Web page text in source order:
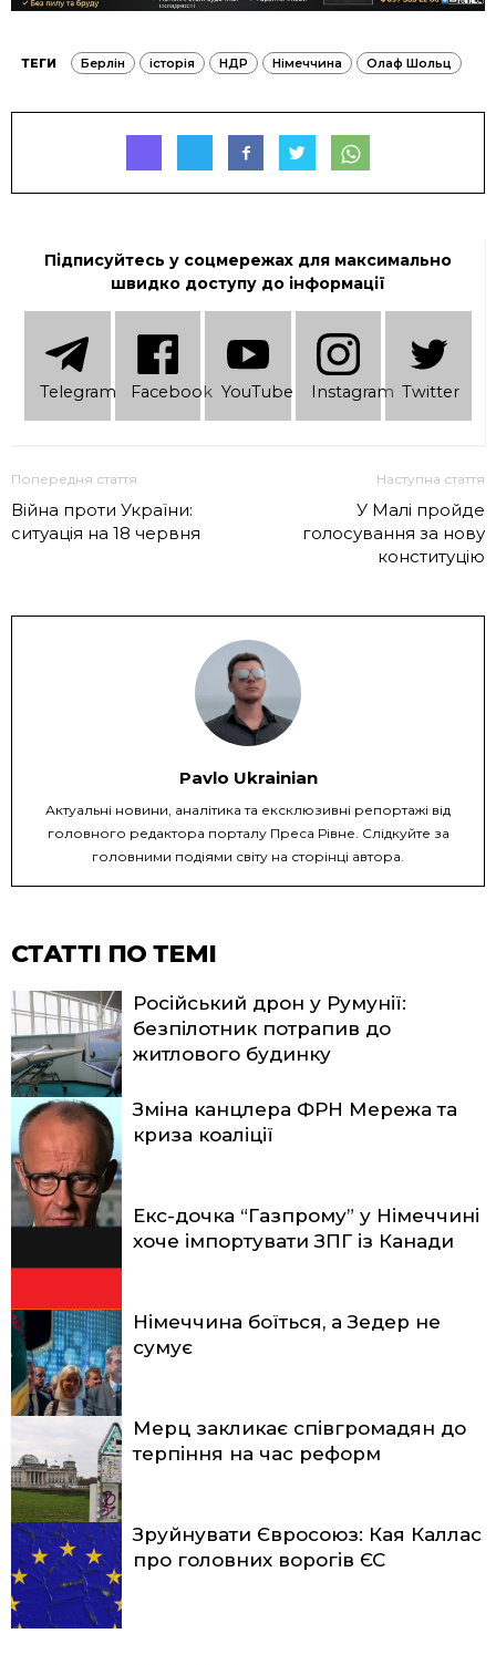
ТЕГИ Берлін історія НДР Німеччина Олаф Шольц
Підписуйтесь у соцмережах для максимально
швидко доступу до інформації
Telеgram Facebook YouTube Instagram Twitter
Попередня стаття
Війна проти України:
ситуація на 18 червня
Наступна стаття
У Малі пройде
голосування за нову
конституцію
Pavlo Ukrainian
Актуальні новини, аналітика та ексклюзивні репортажі від
головного редактора порталу Преса Рівне. Слідкуйте за
головними подіями світу на сторінці автора.
СТАТТІ ПО ТЕМІ
Російський дрон у Румунії:
безпілотник потрапив до
житлового будинку
Зміна канцлера ФРН Мережа та
криза коаліції
Екс-дочка “Газпрому” у Німеччині
хоче імпортувати ЗПГ із Канади
Німеччина боїться, а Зедер не
сумує
Мерц закликає співгромадян до
терпіння на час реформ
Зруйнувати Євросоюз: Кая Каллас
про головних ворогів ЄС